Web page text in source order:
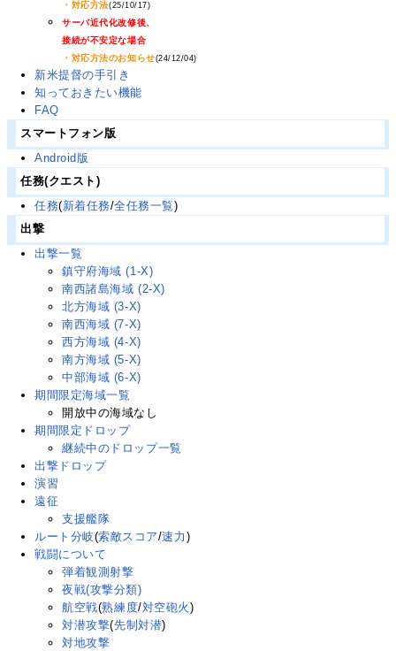
・対応方法(25/10/17)
サーバ近代化改修後、
接続が不安定な場合
・対応方法のお知らせ(24/12/04)
新米提督の手引き
知っておきたい機能
FAQ
スマートフォン版
Android版
任務(クエスト)
任務(新着任務/全任務一覧)
出撃
出撃一覧
鎮守府海域 (1-X)
南西諸島海域 (2-X)
北方海域 (3-X)
南西海域 (7-X)
西方海域 (4-X)
南方海域 (5-X)
中部海域 (6-X)
期間限定海域一覧
開放中の海域なし
期間限定ドロップ
継続中のドロップ一覧
出撃ドロップ
演習
遠征
支援艦隊
ルート分岐(索敵スコア/速力 )
戦闘について
弾着観測射撃
夜戦(攻撃分類)
航空戦(熟練度/対空砲火 )
対潜攻撃(先制対潜)
対地攻撃